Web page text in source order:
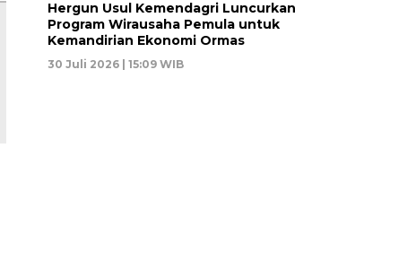
Hergun Usul Kemendagri Luncurkan
Program Wirausaha Pemula untuk
Kemandirian Ekonomi Ormas
30 Juli 2026 | 15:09 WIB